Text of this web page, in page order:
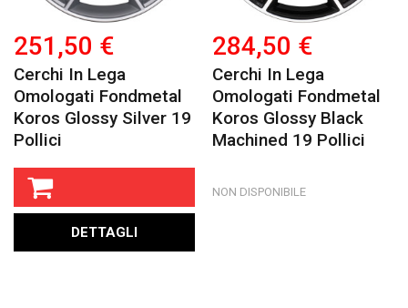
251,50 €
Cerchi In Lega
Omologati Fondmetal
Koros Glossy Silver 19
Pollici
DETTAGLI
284,50 €
Cerchi In Lega
Omologati Fondmetal
Koros Glossy Black
Machined 19 Pollici
NON DISPONIBILE